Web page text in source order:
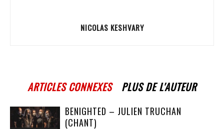
NICOLAS KESHVARY
ARTICLES CONNEXES PLUS DE L'AUTEUR
BENIGHTED – JULIEN TRUCHAN
(CHANT)